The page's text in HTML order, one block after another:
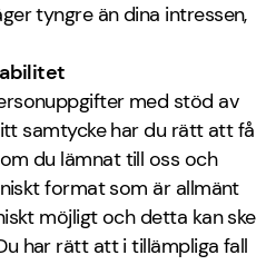
tyngre än dina intressen,
med stöd av
samtycke har du rätt att få
du lämnat till oss och
format som är allmänt
möjligt och detta kan ske
har rätt att i tillämpliga fall